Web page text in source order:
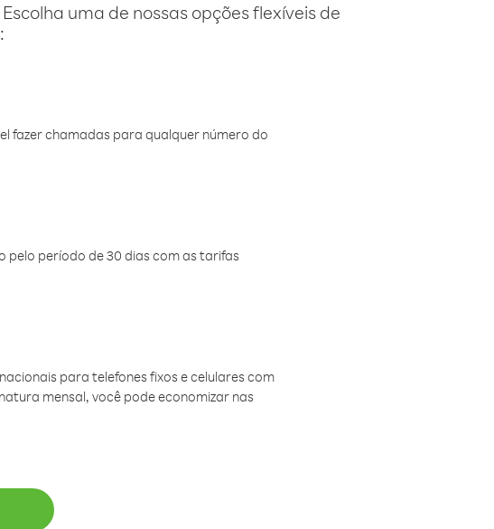
uma de nossas opções flexíveis de
fazer chamadas para qualquer número do
pelo período de 30 dias com as tarifas
para telefones fixos e celulares com
mensal, você pode economizar nas